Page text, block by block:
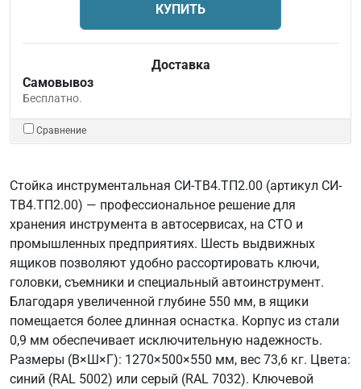
КУПИТЬ
Доставка
Самовывоз
Бесплатно.
Сравнение
Стойка инструментальная СИ-ТВ4.ТП2.00 (артикул СИ-
ТВ4.ТП2.00) — профессиональное решение для
хранения инструмента в автосервисах, на СТО и
промышленных предприятиях. Шесть выдвижных
ящиков позволяют удобно рассортировать ключи,
головки, съемники и специальный автоинструмент.
Благодаря увеличенной глубине 550 мм, в ящики
помещается более длинная оснастка. Корпус из стали
0,9 мм обеспечивает исключительную надежность.
Размеры (В×Ш×Г): 1270×500×550 мм, вес 73,6 кг. Цвета:
синий (RAL 5002) или серый (RAL 7032). Ключевой